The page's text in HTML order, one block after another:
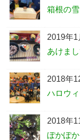
箱根の雪
2019年1
あけま
2018年
ハロウ
2018年
ぽかぽ